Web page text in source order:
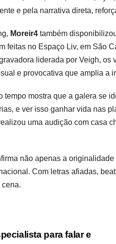
e pela narrativa direta,
Moreir4 também
feitas no Espaço Liv, em São
liderada por Veigh,
e provocativa que amplia a
tempo mostra que a galera se
e ver isso ganhar vida nas
uma audição com casa
não apenas a
Com letras afiadas,
cena.
para falar e